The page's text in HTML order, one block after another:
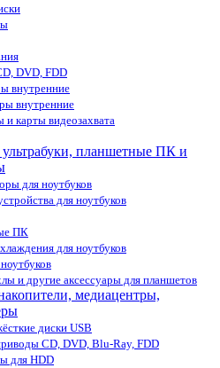
DVD, FDD
внутренние
внутренние
карты видеозахвата
планшетные ПК и
для ноутбуков
для ноутбуков
ПК
для ноутбуков
и другие аксессуары для планшетов
медиацентры,
диски USB
CD, DVD, Blu-Ray, FDD
для HDD